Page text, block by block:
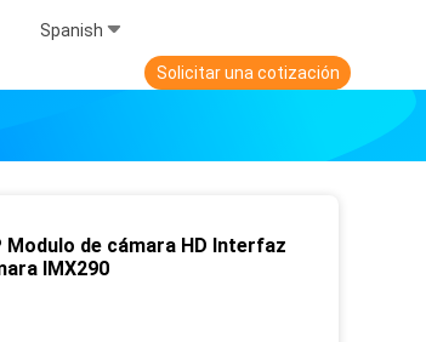
Spanish
Solicitar una cotización
Modulo de cámara HD Interfaz
IMX290